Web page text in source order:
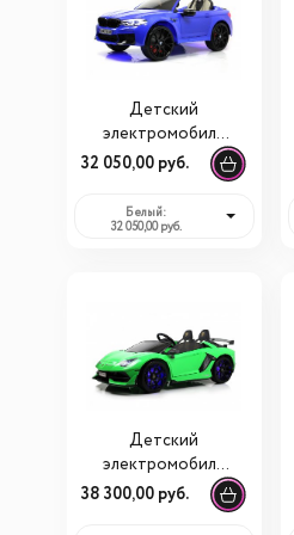
Детский
электромобиль
Rivertoys BMW M5
(A555MP)
32 050,00 руб.
Белый:
32 050,00 руб.
Детский
электромобиль
Lamborghini
Aventador SVJ
38 300,00 руб.